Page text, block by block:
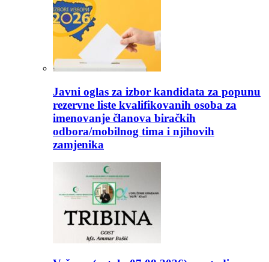
Javni oglas za izbor kandidata za popunu
rezervne liste kvalifikovanih osoba za
imenovanje članova biračkih
odbora/mobilnog tima i njihovih
zamjenika